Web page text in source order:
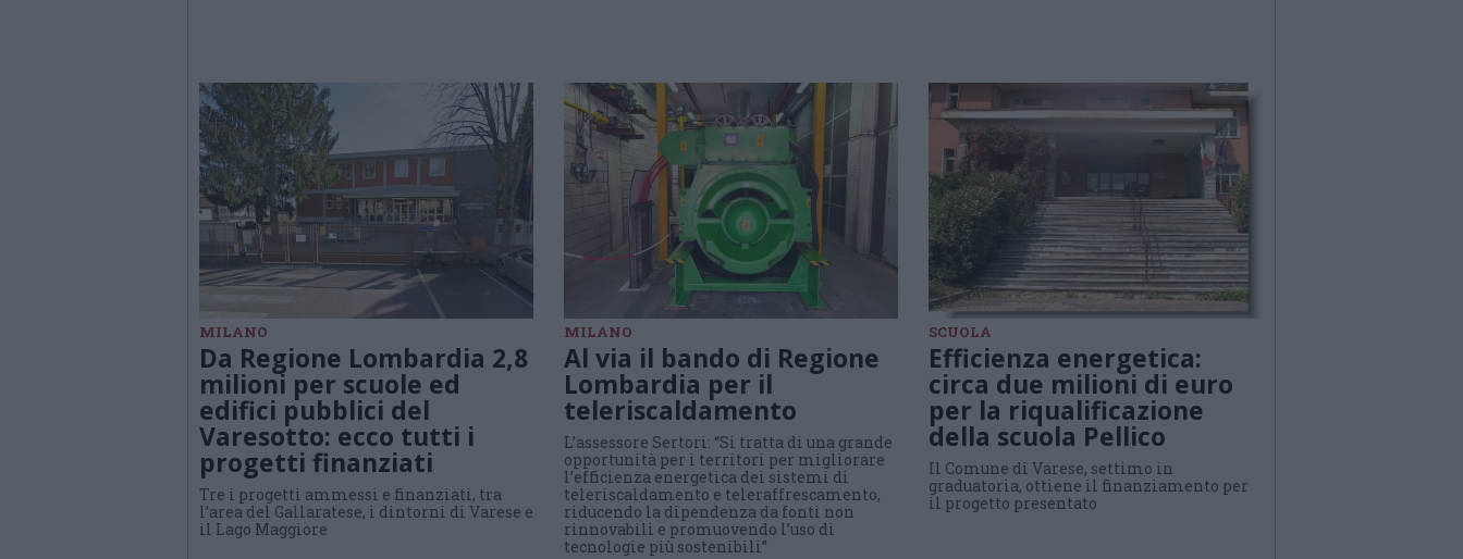
MILANO
Da Regione Lombardia 2,8
milioni per scuole ed
edifici pubblici del
Varesotto: ecco tutti i
progetti finanziati
Tre i progetti ammessi e finanziati, tra
l’area del Gallaratese, i dintorni di Varese e
il Lago Maggiore
MILANO
Al via il bando di Regione
Lombardia per il
teleriscaldamento
L’assessore Sertori: “Si tratta di una grande
opportunità per i territori per migliorare
l’efficienza energetica dei sistemi di
teleriscaldamento e teleraffrescamento,
riducendo la dipendenza da fonti non
rinnovabili e promuovendo l’uso di
tecnologie più sostenibili”
SCUOLA
Efficienza energetica:
circa due milioni di euro
per la riqualificazione
della scuola Pellico
Il Comune di Varese, settimo in
graduatoria, ottiene il finanziamento per
il progetto presentato